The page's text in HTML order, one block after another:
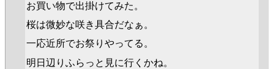
お買い物で出掛けてみた。
桜は微妙な咲き具合だなぁ。
一応近所でお祭りやってる。
明日辺りふらっと見に行くかね。